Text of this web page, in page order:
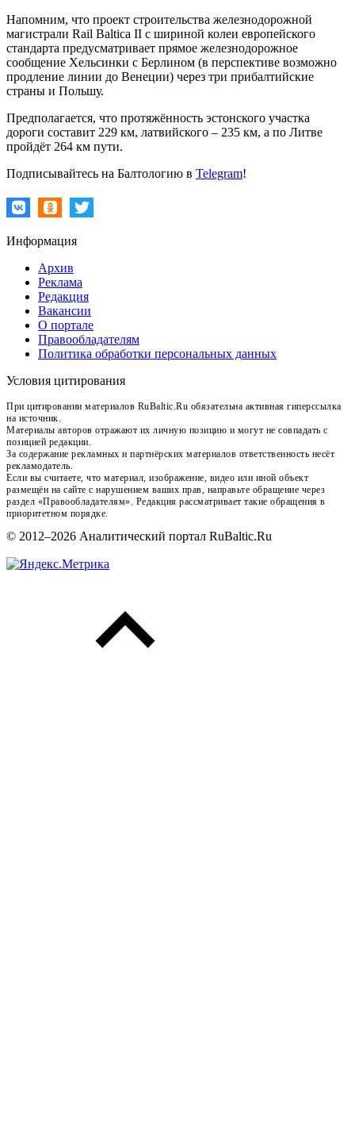
Напомним, что проект строительства железнодорожной
магистрали Rail Baltica II с шириной колеи европейского
стандарта предусматривает прямое железнодорожное
сообщение Хельсинки с Берлином (в перспективе возможно
продление линии до Венеции) через три прибалтийские
страны и Польшу.
Предполагается, что протяжённость эстонского участка
дороги составит 229 км, латвийского – 235 км, а по Литве
пройдёт 264 км пути.
Подписывайтесь на Балтологию в Telegram!
Информация
Архив
Реклама
Редакция
Вакансии
О портале
Правообладателям
Политика обработки персональных данных
Условия цитирования
При цитировании материалов RuBaltic.Ru обязательна активная гиперссылка
на источник.
Материалы авторов отражают их личную позицию и могут не совпадать с
позицией редакции.
За содержание рекламных и партнёрских материалов ответственность несёт
рекламодатель.
Если вы считаете, что материал, изображение, видео или иной объект
размещён на сайте с нарушением ваших прав, направьте обращение через
раздел «Правообладателям». Редакция рассматривает такие обращения в
приоритетном порядке.
© 2012–2026 Аналитический портал RuBaltic.Ru